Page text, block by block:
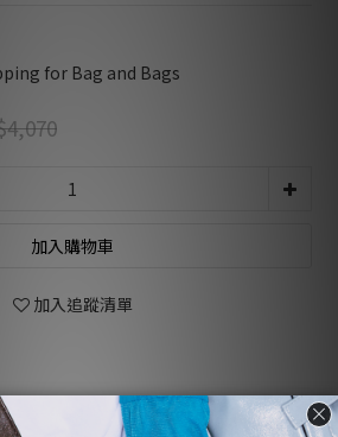
for Bag and Bags
加入購物車
加入追蹤清單
顧客評價